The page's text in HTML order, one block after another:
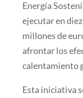
Energía
ejecutar en
millones de
afrontar los
calentamiento
Esta iniciativa